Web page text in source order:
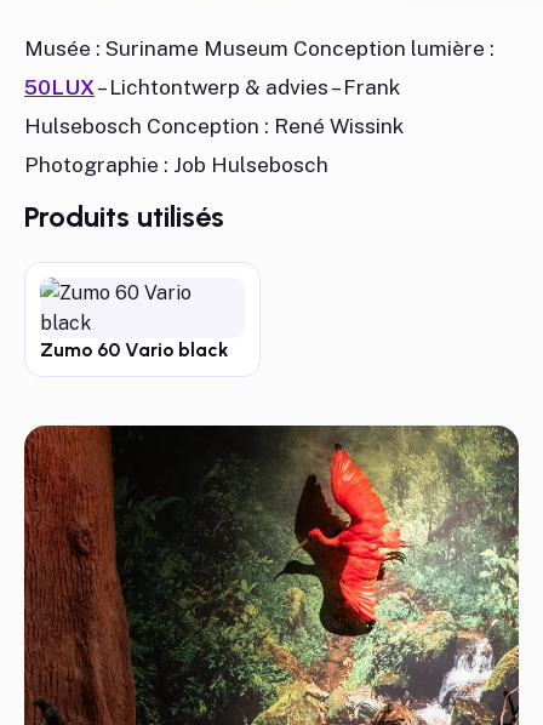
Musée : Suriname Museum Conception lumière :
50LUX– Lichtontwerp & advies – Frank
Hulsebosch Conception : René Wissink
Photographie : Job Hulsebosch
Produits utilisés
Zumo 60 Vario black